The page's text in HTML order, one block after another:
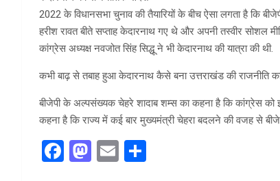
2022 के विधानसभा चुनाव की तैयारियों के बीच ऐसा लगता है कि
हरीश रावत बीते सप्ताह केदारनाथ गए थे और अपनी तस्वीर सोशल
कांग्रेस अध्यक्ष नवजोत सिंह सिद्धू ने भी केदारनाथ की यात्रा की थी.
कभी बाढ़ से तबाह हुआ केदारनाथ कैसे बना उत्तराखंड की राजनीति
बीजेपी के अल्पसंख्यक चेहरे शादाब शम्स का कहना है कि कांग्रेस को
कहना है कि राज्य में कई बार मुख्यमंत्री चेहरा बदलने की वजह से
F
M E